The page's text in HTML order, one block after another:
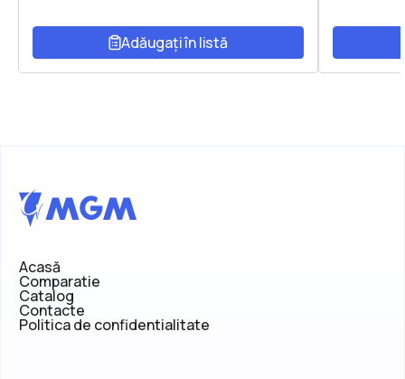
Adăugați în listă
Acasă
Comparatie
Catalog
Contacte
Politica de confidentialitate